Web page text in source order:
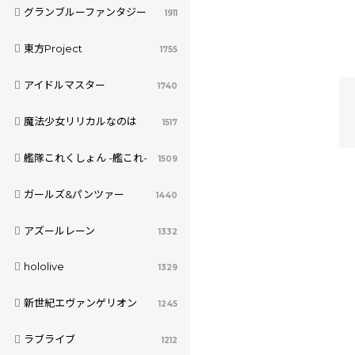
グランブルーファンタジー 1911
東方Project 1755
アイドルマスター 1740
魔法少女リリカルなのは 1517
艦隊これくしょん -艦これ- 1509
ガールズ&パンツァー 1440
アズールレーン 1332
hololive 1329
新世紀エヴァンゲリオン 1245
ラブライブ 1212